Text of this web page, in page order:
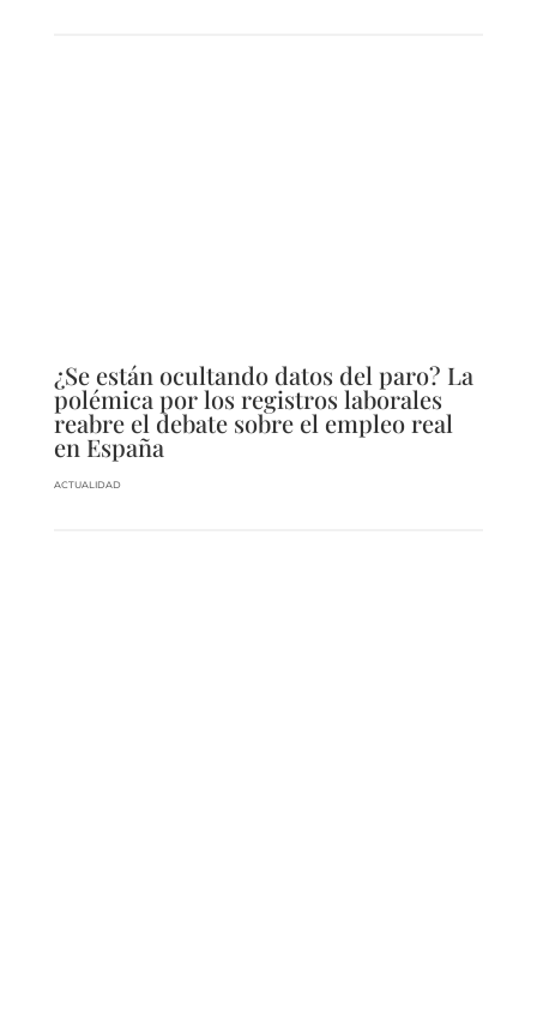
¿Se están ocultando datos del paro? La
polémica por los registros laborales
reabre el debate sobre el empleo real
en España
ACTUALIDAD